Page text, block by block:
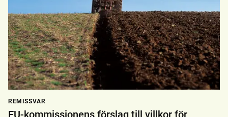
REMISSVAR
EU-kommissionens förslag till villkor för